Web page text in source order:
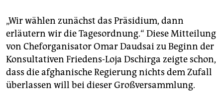
genossenschaft
epaper login
„Wir wählen zunächst das Präsidium, dann
erläutern wir die Tagesordnung.“ Diese Mitteilung
von Cheforganisator Omar Daudsai zu Beginn der
Konsultativen Friedens-Loja Dschirga zeigte schon,
dass die afghanische Regierung nichts dem Zufall
überlassen will bei dieser Großversammlung.